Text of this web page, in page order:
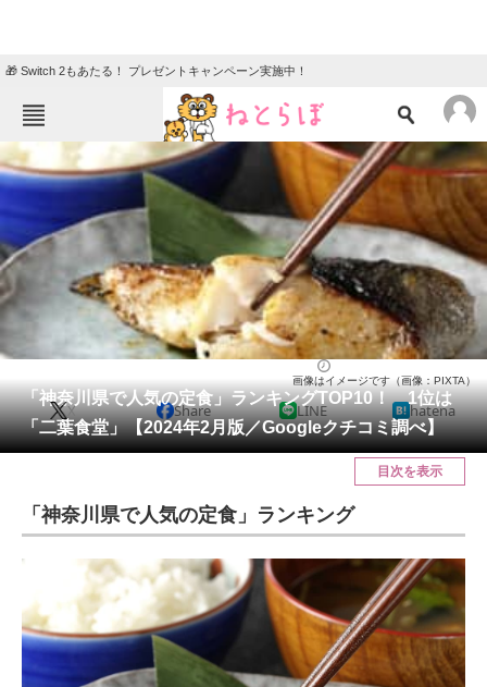
🎁 Switch 2もあたる！ プレゼントキャンペーン実施中！
ねとらぼメニュー
TOP ニュース
エンタメ クイズ
グルメ 地域
住まい 教育・育児
リサーチ
会員記事
メディア
ITの今と未来を見通す
スマホと通信の最新トレンド
進化するPCとデバイスの未来
好きが集まる 比べて選べる
「神奈川県で人気の定食」ランキングTOP10！ 1位は
「二葉食堂」【2024年2月版／Googleクチコミ調べ】
画像はイメージです（画像：PIXTA）
X Share LINE hatena
目次を表示
「神奈川県で人気の定食」ランキング